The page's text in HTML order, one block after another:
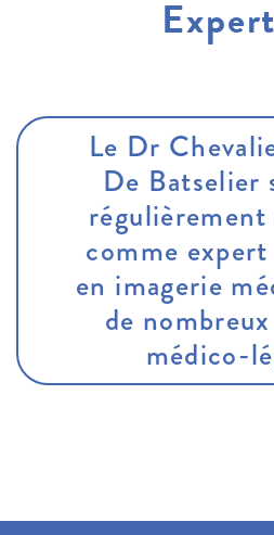
Le Dr
De Batselier
régulièrement
comme
en imagerie
de
médico-